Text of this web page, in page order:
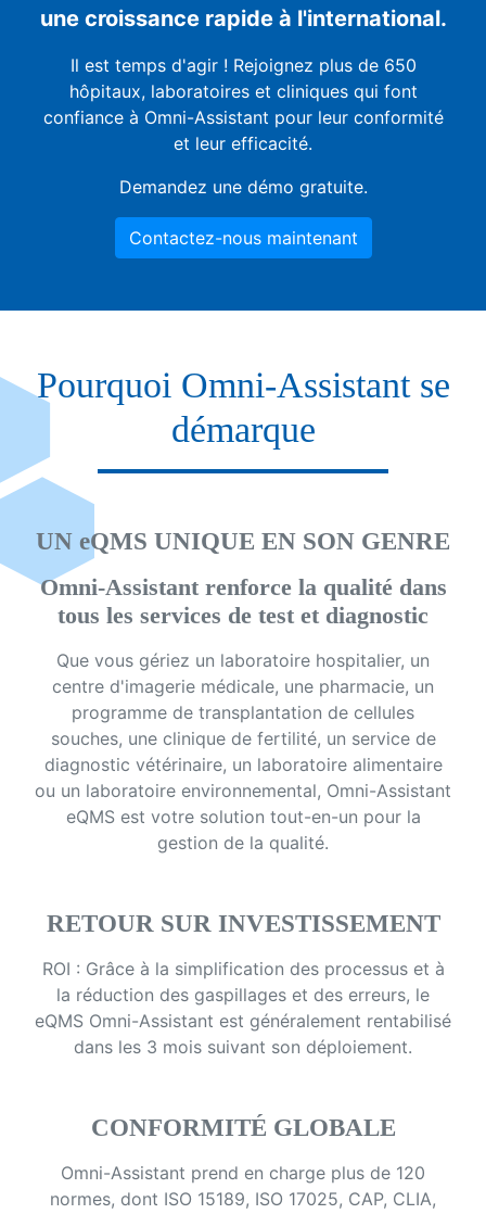
une croissance rapide à l'international.
Il est temps d'agir ! Rejoignez plus de 650
hôpitaux, laboratoires et cliniques qui font
confiance à Omni-Assistant pour leur conformité
et leur efficacité.
Demandez une démo gratuite.
Contactez-nous maintenant
Pourquoi Omni-Assistant se
démarque
UN eQMS UNIQUE EN SON GENRE
Omni-Assistant renforce la qualité dans
tous les services de test et diagnostic
Que vous gériez un laboratoire hospitalier, un
centre d'imagerie médicale, une pharmacie, un
programme de transplantation de cellules
souches, une clinique de fertilité, un service de
diagnostic vétérinaire, un laboratoire alimentaire
ou un laboratoire environnemental, Omni-Assistant
eQMS est votre solution tout-en-un pour la
gestion de la qualité.
RETOUR SUR INVESTISSEMENT
ROI : Grâce à la simplification des processus et à
la réduction des gaspillages et des erreurs, le
eQMS Omni-Assistant est généralement rentabilisé
dans les 3 mois suivant son déploiement.
CONFORMITÉ GLOBALE
Omni-Assistant prend en charge plus de 120
normes, dont ISO 15189, ISO 17025, CAP, CLIA,